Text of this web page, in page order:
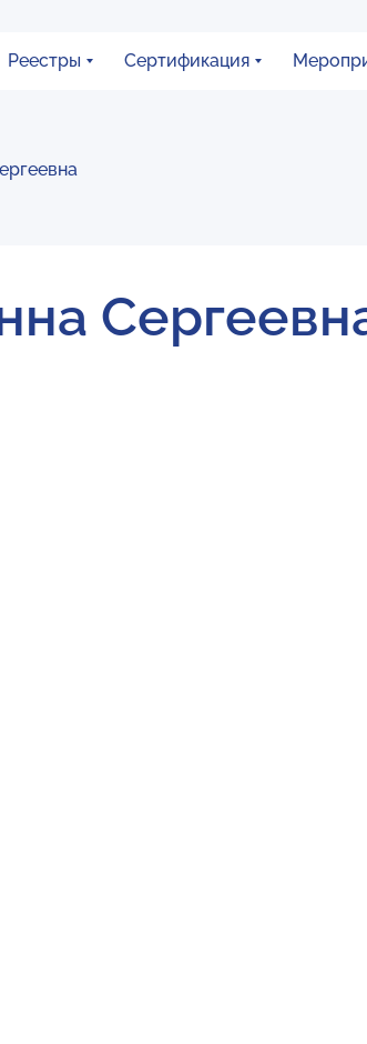
Реестры Сертификация